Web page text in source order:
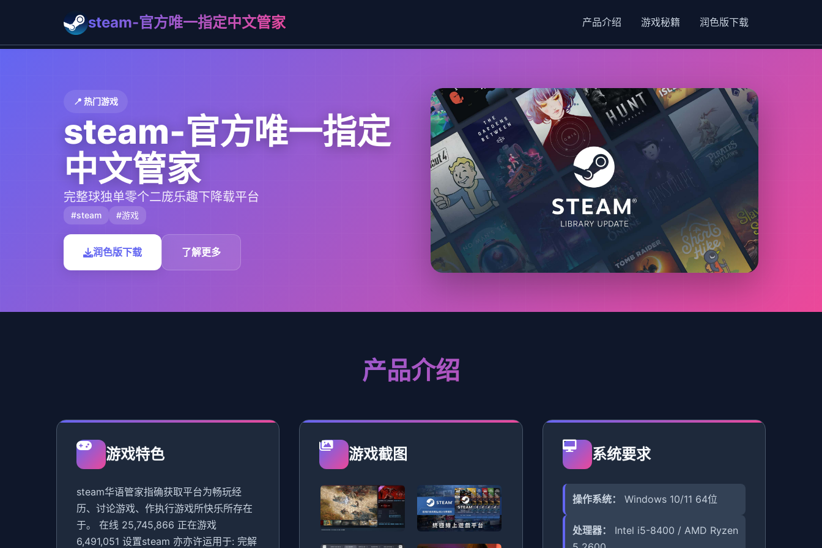
steam-官方唯一指定中文管家 产品介绍 游戏秘籍 润色版下载
📍 热门游戏
steam-官方唯一指定
中文管家
完整球独单零个二庞乐趣下降载平台
#steam #游戏
润色版下载 了解更多
产品介绍
游戏特色
steam华语管家指确获取平台为畅玩经
历、讨论游戏、作执行游戏所快乐所存在
于。 在线 25,745,866 正在游戏
6,491,051 设置steam 亦亦许运用于: 完解
游戏截图 系统要求
操作系统： Windows 10/11 64位
处理器：
Intel i5-8400 / AMD Ryzen